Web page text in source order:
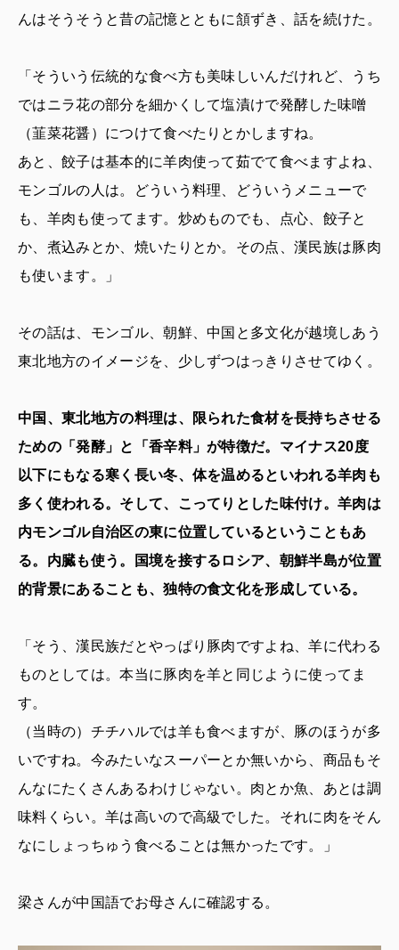
んはそうそうと昔の記憶とともに頷ずき、話を続けた。
「そういう伝統的な食べ方も美味しいんだけれど、うち
ではニラ花の部分を細かくして塩漬けで発酵した味噌
（韮菜花醤）につけて食べたりとかしますね。
あと、餃子は基本的に羊肉使って茹でて食べますよね、
モンゴルの人は。どういう料理、どういうメニューで
も、羊肉も使ってます。炒めものでも、点心、餃子と
か、煮込みとか、焼いたりとか。その点、漢民族は豚肉
も使います。」
その話は、モンゴル、朝鮮、中国と多文化が越境しあう
東北地方のイメージを、少しずつはっきりさせてゆく。
中国、東北地方の料理は、限られた食材を長持ちさせる
ための「発酵」と「香辛料」が特徴だ。マイナス20度
以下にもなる寒く長い冬、体を温めるといわれる羊肉も
多く使われる。そして、こってりとした味付け。羊肉は
内モンゴル自治区の東に位置しているということもあ
る。内臓も使う。国境を接するロシア、朝鮮半島が位置
的背景にあることも、独特の食文化を形成している。
「そう、漢民族だとやっぱり豚肉ですよね、羊に代わる
ものとしては。本当に豚肉を羊と同じように使ってま
す。
（当時の）チチハルでは羊も食べますが、豚のほうが多
いですね。今みたいなスーパーとか無いから、商品もそ
んなにたくさんあるわけじゃない。肉とか魚、あとは調
味料くらい。羊は高いので高級でした。それに肉をそん
なにしょっちゅう食べることは無かったです。」
梁さんが中国語でお母さんに確認する。